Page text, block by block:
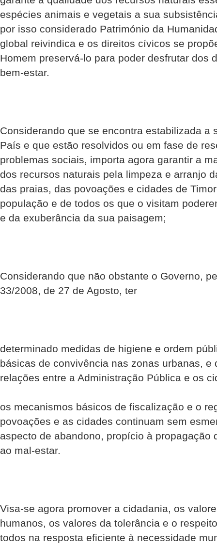
espécies animais e vegetais a sua
por isso considerado Património da
global reivindica e os direitos cívicos se
Homem preservá-lo para poder desfrutar dos
bem-estar.
Considerando que se encontra estabilizada a
País e que estão resolvidos ou em fase de
problemas sociais, importa agora garantir a
dos recursos naturais pela limpeza e arranjo
das praias, das povoações e cidades de
população e de todos os que o visitam
e da exuberância da sua paisagem;
Considerando que não obstante o Governo,
33/2008, de 27 de Agosto, ter
determinado medidas de higiene e ordem
básicas de convivência nas zonas urbanas, e
relações entre a Administração Pública e os
os mecanismos básicos de fiscalização e o
povoações e as cidades continuam sem
aspecto de abandono, propício à propagação
ao mal-estar.
Visa-se agora promover a cidadania, os
humanos, os valores da tolerância e o
todos na resposta eficiente à necessidade